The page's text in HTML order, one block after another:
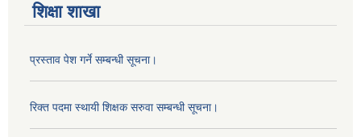
शिक्षा शाखा
प्रस्ताव पेश गर्ने सम्बन्धी सूचना।
रिक्त पदमा स्थायी शिक्षक सरुवा सम्बन्धी सूचना।